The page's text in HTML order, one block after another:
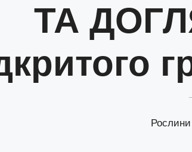
ТА
Рослини